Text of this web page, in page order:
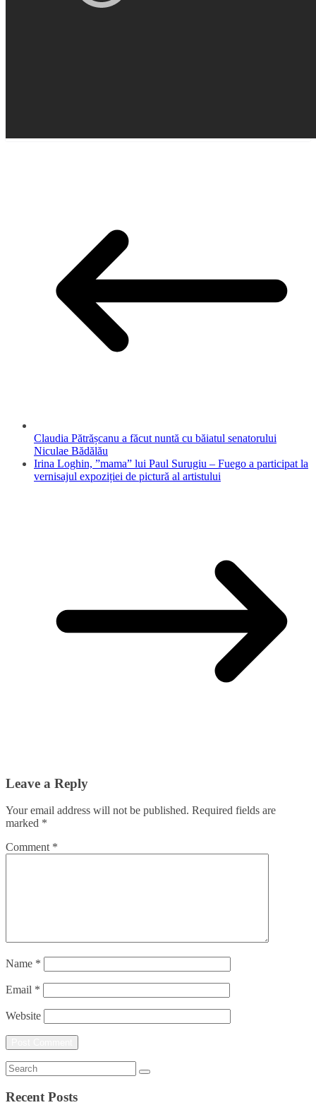
Claudia Pătrășcanu a făcut nuntă cu băiatul senatorului
Niculae Bădălău
Irina Loghin, ”mama” lui Paul Surugiu – Fuego a participat la
vernisajul expoziției de pictură al artistului
Leave a Reply
Your email address will not be published. Required fields are
marked *
Comment *
Name *
Email *
Website
Recent Posts